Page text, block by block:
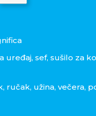
sef, sušilo za
ručak, užina, večera,